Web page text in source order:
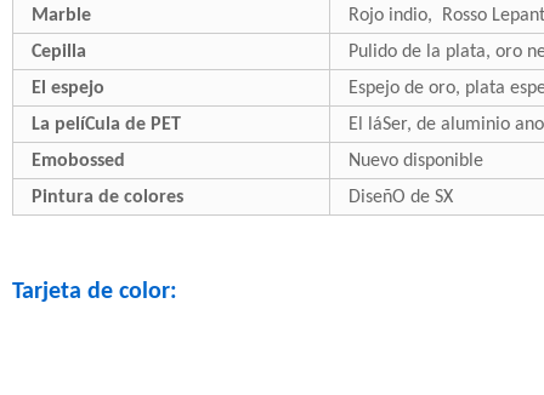
Marble
Rojo indio, Rosso
Cepilla
Pulido de la plata, oro
El espejo
Espejo de oro, plata
La pelíCula de PET
El láSer, de aluminio
Emobossed
Nuevo disponible
Pintura de colores
DiseñO de SX
Tarjeta de color: